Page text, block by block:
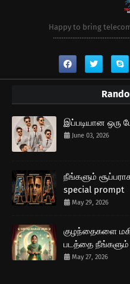
Happy to bring
இப்படியான ஒரு
June 03, 2026
நீங்களும்
special prompt
May 29, 2026
குழந்தைகளை
படத்தை நீங்களும்
May 27, 2026